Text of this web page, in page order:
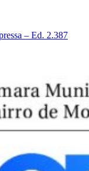
– Ed. 2.387